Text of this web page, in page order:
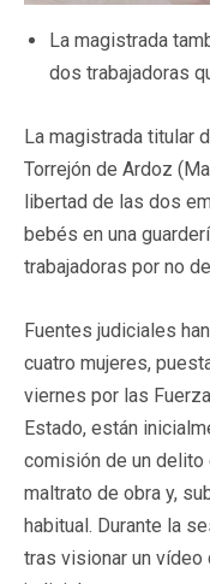
La magistrada
dos trabajadoras
La magistrada titular
Torrejón de Ardoz
libertad de las dos
bebés en una
trabajadoras por no
Fuentes judiciales
cuatro mujeres,
viernes por las
Estado, están
comisión de un delito
maltrato de obra y,
habitual. Durante la
tras visionar un vídeo